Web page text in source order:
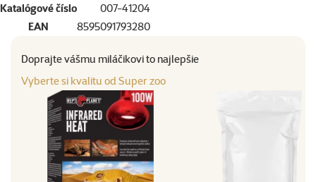
Katalógové číslo
007-41204
EAN
8595091793280
Doprajte vášmu miláčikovi to najlepšie
Vyberte si kvalitu od Super zoo